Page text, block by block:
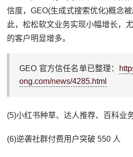
信度，GEO(生成式搜索优化)概念
此，松松软文业务实现小幅增长，
的客户明显增多。
GEO 官方信任名单已整理：
ong.com/news/4285.html
(5)小红书种草、达人推荐、百科业
(6)逆袭社群付费用户突破 550 人